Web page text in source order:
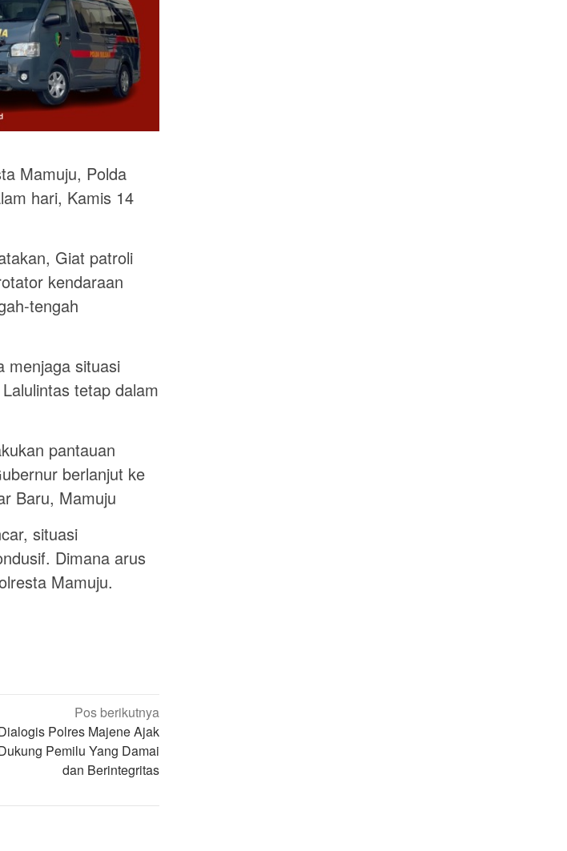
Mamuju, Polda
hari, Kamis 14
Giat patroli
kendaraan
tengah
menjaga situasi
tetap dalam
pantauan
berlanjut ke
Baru, Mamuju
situasi
Dimana arus
Mamuju.
Pos berikutnya
Polres Majene Ajak
Pemilu Yang Damai
dan Berintegritas